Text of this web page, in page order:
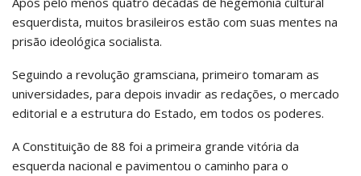
esquerdista, muitos brasileiros estão com suas mentes na
prisão ideológica socialista.
Seguindo a revolução gramsciana, primeiro tomaram as
universidades, para depois invadir as redações, o mercado
editorial e a estrutura do Estado, em todos os poderes.
A Constituição de 88 foi a primeira grande vitória da
esquerda nacional e pavimentou o caminho para o